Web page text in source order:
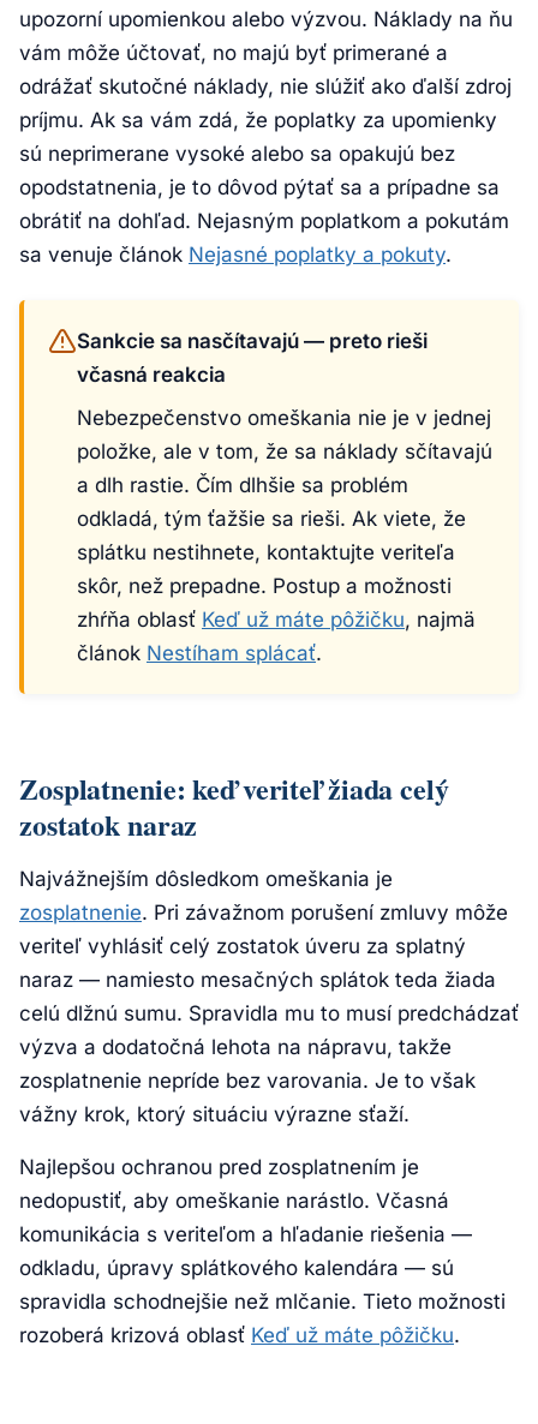
upozorní upomienkou alebo výzvou. Náklady na ňu
vám môže účtovať, no majú byť primerané a
odrážať skutočné náklady, nie slúžiť ako ďalší zdroj
príjmu. Ak sa vám zdá, že poplatky za upomienky
sú neprimerane vysoké alebo sa opakujú bez
opodstatnenia, je to dôvod pýtať sa a prípadne sa
obrátiť na dohľad. Nejasným poplatkom a pokutám
sa venuje článok Nejasné poplatky a pokuty.
Sankcie sa nasčítavajú — preto rieši
včasná reakcia
Nebezpečenstvo omeškania nie je v jednej
položke, ale v tom, že sa náklady sčítavajú
a dlh rastie. Čím dlhšie sa problém
odkladá, tým ťažšie sa rieši. Ak viete, že
splátku nestihnete, kontaktujte veriteľa
skôr, než prepadne. Postup a možnosti
zhŕňa oblasť Keď už máte pôžičku, najmä
článok Nestíham splácať.
Zosplatnenie: keď veriteľ žiada celý
zostatok naraz
Najvážnejším dôsledkom omeškania je
zosplatnenie. Pri závažnom porušení zmluvy môže
veriteľ vyhlásiť celý zostatok úveru za splatný
naraz — namiesto mesačných splátok teda žiada
celú dlžnú sumu. Spravidla mu to musí predchádzať
výzva a dodatočná lehota na nápravu, takže
zosplatnenie nepríde bez varovania. Je to však
vážny krok, ktorý situáciu výrazne sťaží.
Najlepšou ochranou pred zosplatnením je
nedopustiť, aby omeškanie narástlo. Včasná
komunikácia s veriteľom a hľadanie riešenia —
odkladu, úpravy splátkového kalendára — sú
spravidla schodnejšie než mlčanie. Tieto možnosti
rozoberá krizová oblasť Keď už máte pôžičku.